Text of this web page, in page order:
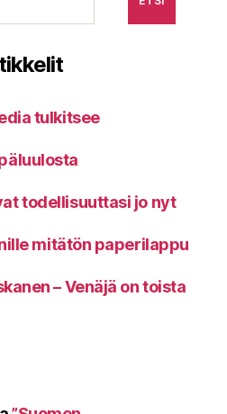
tulkitsee
todellisuuttasi jo nyt
mitätön paperilappu
– Venäjä on toista